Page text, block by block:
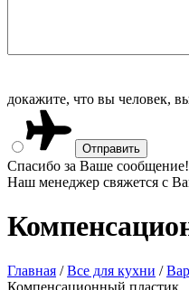
докажите, что вы человек,
Спасибо за Ваше сообщение!
Наш менеджер свяжется с
Главная /Все для кухни /
Компенсационный пластик